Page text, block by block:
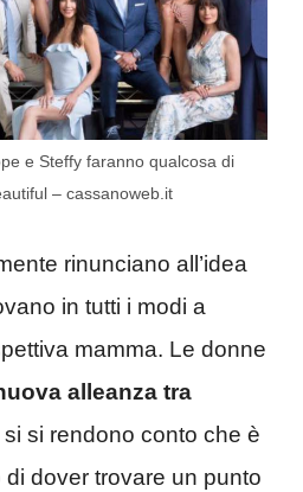
e Steffy faranno qualcosa di
– cassanoweb.it
rinunciano all’idea
in tutti i modi a
mamma. Le donne
alleanza tra
si rendono conto che è
dover trovare un punto